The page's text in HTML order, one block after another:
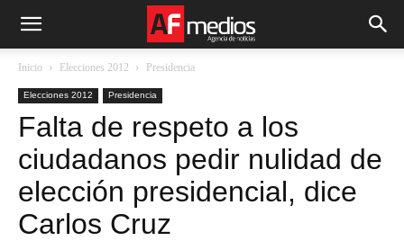
Inicio Elecciones 2012 Presidencia
Elecciones 2012 Presidencia
Falta de respeto a los
ciudadanos pedir nulidad de
elección presidencial, dice
Carlos Cruz